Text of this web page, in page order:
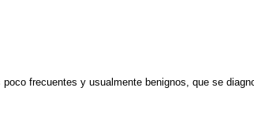
frecuentes y usualmente benignos, que se